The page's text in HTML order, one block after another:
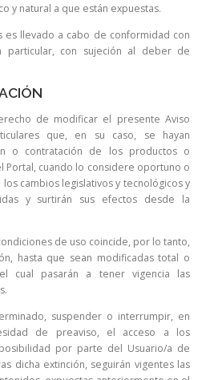
y natural a que están expuestas.
es llevado a cabo de conformidad con
con sujeción al deber de
de modificar el presente Aviso
que, en su caso, se hayan
o contratación de los productos o
Portal, cuando lo considere oportuno o
cambios legislativos y tecnológicos y
y surtirán sus efectos desde la
de uso coincide, por lo tanto,
hasta que sean modificadas total o
cual pasarán a tener vigencia las
suspender o interrumpir, en
de preaviso, el acceso a los
por parte del Usuario/a de
dicha extinción, seguirán vigentes las